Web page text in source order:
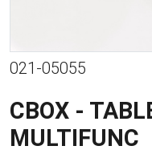
021-05055
CBOX -
MULTIFUNC